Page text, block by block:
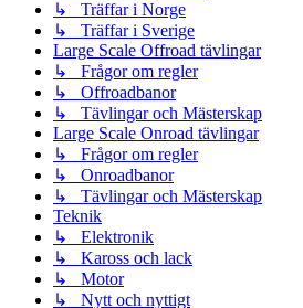
↳ Träffar i Norge
↳ Träffar i Sverige
Large Scale Offroad tävlingar
↳ Frågor om regler
↳ Offroadbanor
↳ Tävlingar och Mästerskap
Large Scale Onroad tävlingar
↳ Frågor om regler
↳ Onroadbanor
↳ Tävlingar och Mästerskap
Teknik
↳ Elektronik
↳ Kaross och lack
↳ Motor
↳ Nytt och nyttigt